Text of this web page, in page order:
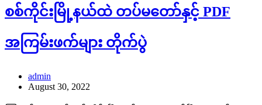
စစ်ကိုင်းမြို့နယ်ထဲ တပ်မတော်နှင့် PDF
အကြမ်းဖက်များ တိုက်ပွဲ
admin
August 30, 2022